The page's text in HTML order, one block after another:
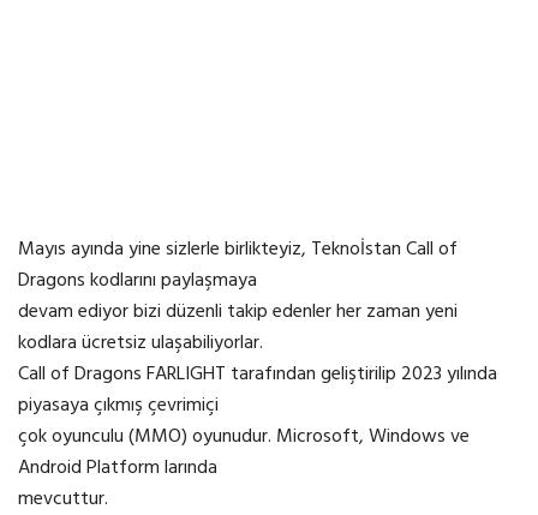
Mayıs ayında yine sizlerle birlikteyiz, Teknoİstan Call of
Dragons kodlarını paylaşmaya
devam ediyor bizi düzenli takip edenler her zaman yeni
kodlara ücretsiz ulaşabiliyorlar.
Call of Dragons FARLIGHT tarafından geliştirilip 2023 yılında
piyasaya çıkmış çevrimiçi
çok oyunculu (MMO) oyunudur. Microsoft, Windows ve
Android Platform larında
mevcuttur.